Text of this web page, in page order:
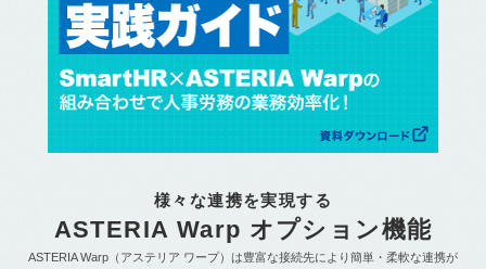
様々な連携を実現する
ASTERIA Warp オプション機能
ASTERIA Warp（アステリア ワープ）は豊富な接続先により簡単・柔軟な連携が